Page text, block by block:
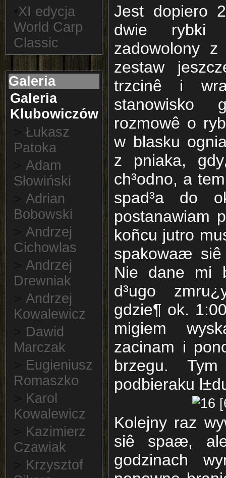
XI edycja
World Carp
Classic
Galeria
Galeria
Klubowiczów
Łukasz
Patoka
Adam
Słowiński
Adrian
Bobowski
Andrzej
Cichowlas
Andrzej
Drewniak
Andrzej
Kowalewicz
Dawid
Marczak
Eugieniusz
Romaszko
Karol
Kowalewicz
Kazimierz
Czawiak
Krzysztof
Jest dopiero
dwie rybki
zadowolony
zestaw
trzcinê i
stanowisko
rozmowê o
w blasku
z pniaka,
ch³odno, a
spad³a do
postanawiam
koñcu jutro
spakowaæ
Nie dane mi
d³ugo
gdzie¶ ok.
migiem
zacinam i
brzegu.
podbieraku
Kolejny raz
siê spaæ,
godzinach